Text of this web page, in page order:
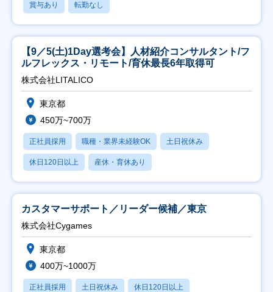
賞与あり 転勤なし
【9／5(土)1Day選考会】人材紹介コンサルタント/フ
ルフレックス・リモート/育休最長6年取得可
株式会社LITALICO
東京都
450万~700万
正社員採用 職種・業界未経験OK 土日祝休み
休日120日以上 産休・育休あり
カスタマーサポート／リーダー候補／東京
株式会社Cygames
東京都
400万~1000万
正社員採用 土日祝休み 休日120日以上